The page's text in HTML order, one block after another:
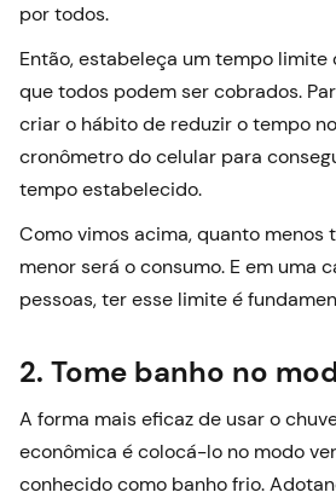
por todos.
Então, estabeleça um tempo limite
que todos podem ser cobrados.
criar o hábito de reduzir o tempo
cronômetro do celular para
tempo estabelecido.
Como vimos acima, quanto menos
menor será o consumo. E em uma
pessoas, ter esse limite é
2. Tome banho no
A forma mais eficaz de usar o
econômica é colocá-lo no modo
conhecido como banho frio.